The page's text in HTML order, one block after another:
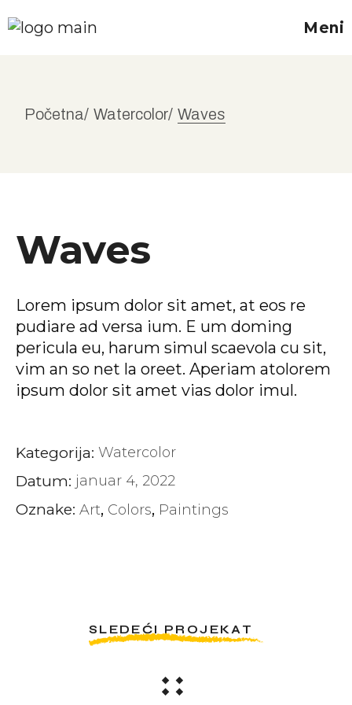
Meni
Početna Watercolor Waves
Waves
Lorem ipsum dolor sit amet, at eos re
pudiare ad versa ium. E um doming
pericula eu, harum simul scaevola cu sit,
vim an so net la oreet. Aperiam atolorem
ipsum dolor sit amet vias dolor imul.
Kategorija: Watercolor
Datum: januar 4, 2022
Oznake: Art Colors Paintings
SLEDEĆI PROJEKAT